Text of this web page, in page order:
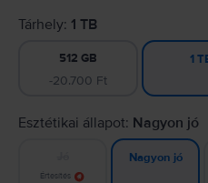
Tárhely: 1 TB
512 GB
-20.700 Ft
1
Esztétikai állapot: Nagyon jó
Értesítés
Nagyon jó